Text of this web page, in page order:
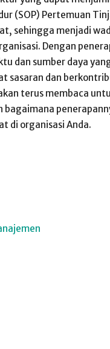
(SOP) Pertemuan
sehingga menjadi
Dengan
dan sumber daya
sasaran dan
terus membaca
bagaimana
di organisasi Anda.